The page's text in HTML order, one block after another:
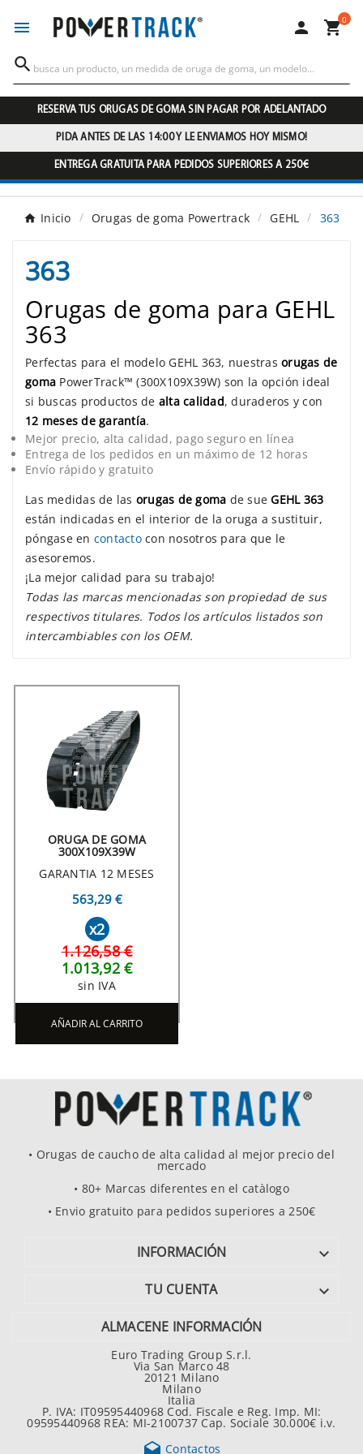
  0

RESERVA TUS ORUGAS DE GOMA SIN PAGAR POR ADELANTADO
PIDA ANTES DE LAS 14:00 Y LE ENVIAMOS HOY MISMO!
ENTREGA GRATUITA PARA PEDIDOS SUPERIORES A 250€
Inicio Orugas de goma Powertrack GEHL 363
363
Orugas de goma para GEHL
363
Perfectas para el modelo GEHL 363, nuestras orugas de
goma PowerTrack™ (300X109X39W) son la opción ideal
si buscas productos de alta calidad, duraderos y con
12 meses de garantía.
Mejor precio, alta calidad, pago seguro en línea
Entrega de los pedidos en un máximo de 12 horas
Envío rápido y gratuito
Las medidas de las orugas de goma de sueGEHL 363
están indicadas en el interior de la oruga a sustituir,
póngase en contactocon nosotros para que le
asesoremos.
¡La mejor calidad para su trabajo!
Todas las marcas mencionadas son propiedad de sus
respectivos titulares. Todos los artículos listados son
intercambiables con los OEM.
ORUGA DE GOMA
300X109X39W
GARANTIA 12 MESES
563,29 €
x2
1.126,58 €
1.013,92 €
sin IVA
AÑADIR AL CARRITO
• Orugas de caucho de alta calidad al mejor precio del
mercado
• 80+ Marcas diferentes en el catàlogo
• Envio gratuito para pedidos superiores a 250€
INFORMACIÓN 
TU CUENTA 
ALMACENE INFORMACIÓN
Euro Trading Group S.r.l.
Via San Marco 48
20121 Milano
Milano
Italia
P. IVA: IT09595440968 Cod. Fiscale e Reg. Imp. MI:
09595440968 REA: MI-2100737 Cap. Sociale 30.000€ i.v.
Contactos